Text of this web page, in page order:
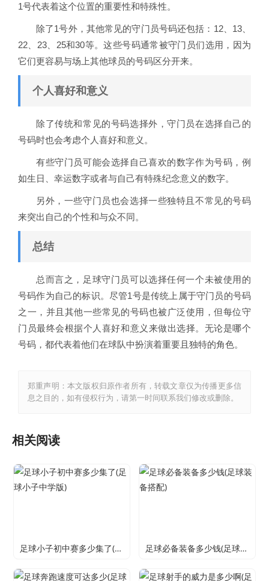
1号代表着这个位置的重要性和特殊性。
除了1号外，其他常见的守门员号码还包括：12、13、
22、23、25和30等。这些号码通常被守门员们选用，因为
它们更容易与场上其他球员的号码区分开来。
个人喜好和意义
除了传统和常见的号码选择外，守门员在选择自己的
号码时也会考虑个人喜好和意义。
有些守门员可能会选择自己喜欢的数字作为号码，例
如生日、幸运数字或者与自己有特殊纪念意义的数字。
另外，一些守门员也会选择一些独特且不常见的号码
来突出自己的个性和与众不同。
总结
总而言之，足球守门员可以选择任何一个未被使用的
号码作为自己的标识。尽管1号是传统上属于守门员的号码
之一，并且其他一些常见的号码也被广泛使用，但每位守
门员最终会根据个人喜好和意义来做出选择。无论是哪个
号码，都代表着他们在球队中扮演着重要且独特的角色。
郑重声明：本文版权归原作者所有，转载文章仅为传播更多信
息之目的，如有侵权行为，请第一时间联系我们修改或删除。
相关阅读
足球小子初中赛多少集了(足球小子中学版) 足球必备装备多少钱(足球装备搭配)